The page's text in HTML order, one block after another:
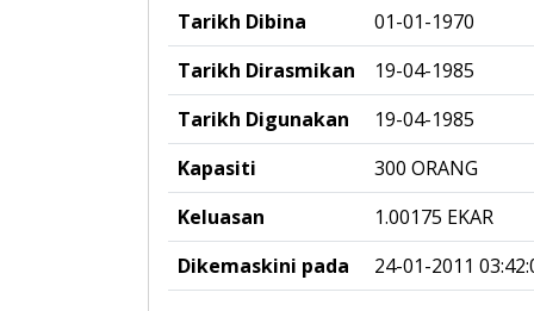
Tarikh Dibina
01-01-1970
Tarikh Dirasmikan
19-04-1985
Tarikh Digunakan
19-04-1985
Kapasiti
300 ORANG
Keluasan
1.00175 EKAR
Dikemaskini pada
24-01-2011